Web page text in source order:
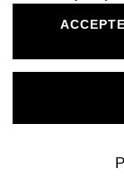
dans un
même
horizontale
mettre en
lumineux et
blanche à